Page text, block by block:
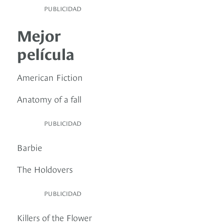
PUBLICIDAD
Mejor
película
American Fiction
Anatomy of a fall
PUBLICIDAD
Barbie
The Holdovers
PUBLICIDAD
Killers of the Flower